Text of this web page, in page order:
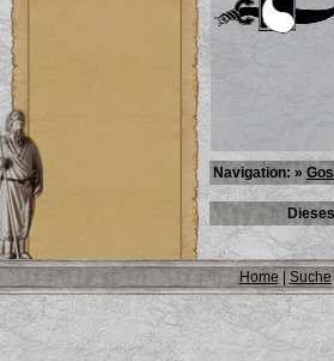
Navigation: »
Home| Suche